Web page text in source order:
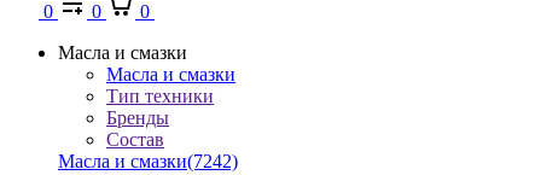
0 0
0
Масла и смазки
Масла и смазки
Тип техники
Бренды
Состав
Масла и смазки(7242)